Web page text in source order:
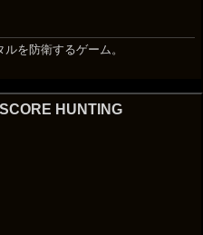
を防衛するゲーム。
HUNTING